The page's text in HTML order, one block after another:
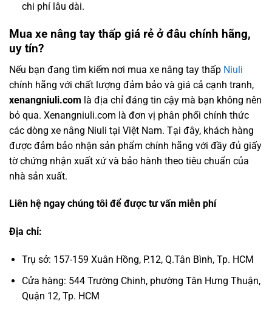
chi phí lâu dài.
Mua xe nâng tay thấp giá rẻ ở đâu chính hãng,
uy tín?
Nếu bạn đang tìm kiếm nơi mua xe nâng tay thấp Niuli
chính hãng với chất lượng đảm bảo và giá cả cạnh tranh,
xenangniuli.com là địa chỉ đáng tin cậy mà bạn không nên
bỏ qua. Xenangniuli.com là đơn vị phân phối chính thức
các dòng xe nâng Niuli tại Việt Nam. Tại đây, khách hàng
được đảm bảo nhận sản phẩm chính hãng với đầy đủ giấy
tờ chứng nhận xuất xứ và bảo hành theo tiêu chuẩn của
nhà sản xuất.
Liên hệ ngay chúng tôi để được tư vấn miễn phí
Địa chỉ:
Trụ sở: 157-159 Xuân Hồng, P.12, Q.Tân Bình, Tp. HCM
Cửa hàng: 544 Trường Chinh, phường Tân Hưng Thuận,
Quận 12, Tp. HCM